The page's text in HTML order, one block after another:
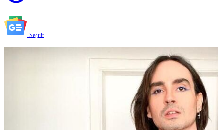
Seguir